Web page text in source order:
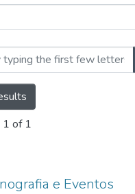
|
1 of 1
e Eventos